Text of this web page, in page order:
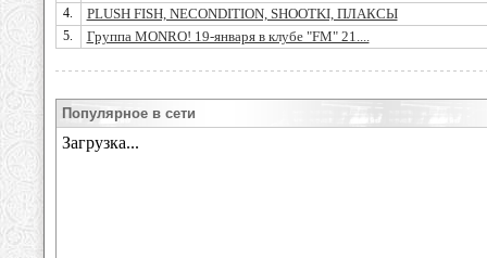
4. PLUSH FISH, NECONDITION, SHOOTKI, ПЛАКСЫ
5. Группа MONRO! 19-января в клубе "FM" 21....
Популярное в сети